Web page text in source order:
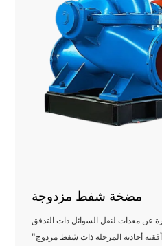
مضخة شفط مزدوجة
عن معدات لنقل السوائل ذات التدفق
أحادية المرحلة ذات شفط مزدوج"